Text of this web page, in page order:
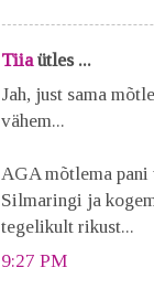
Tiiaütles ...
Jah, just sama
vähem...
AGA mõtlema pani
Silmaringi ja
tegelikult rikust...
9:27 PM